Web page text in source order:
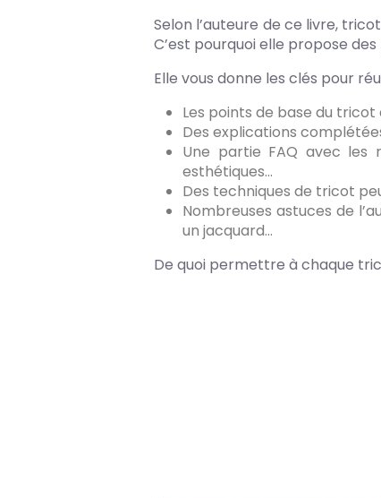
Selon l’auteure de ce livre,
C’est pourquoi elle propose
Elle vous donne les clés pour
Les points de base du
Des explications
Une partie FAQ avec les
esthétiques…
Des techniques de tricot
Nombreuses astuces de
un jacquard…
De quoi permettre à chaque